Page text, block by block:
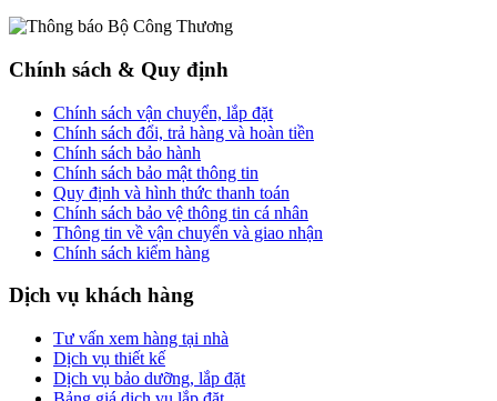
Chính sách & Quy định
Chính sách vận chuyển, lắp đặt
Chính sách đổi, trả hàng và hoàn tiền
Chính sách bảo hành
Chính sách bảo mật thông tin
Quy định và hình thức thanh toán
Chính sách bảo vệ thông tin cá nhân
Thông tin về vận chuyển và giao nhận
Chính sách kiểm hàng
Dịch vụ khách hàng
Tư vấn xem hàng tại nhà
Dịch vụ thiết kế
Dịch vụ bảo dưỡng, lắp đặt